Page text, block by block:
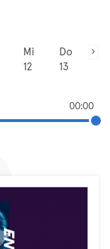
Mi
12
Do
13
00:00